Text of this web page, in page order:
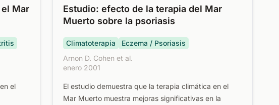
Mar
el
Estudio: efecto de la terapia del Mar
Muerto sobre la psoriasis
Climatoterapia
Eczema / Psoriasis
Arnon D. Cohen et al.
enero 2001
El estudio demuestra que la terapia climática en el
Mar Muerto muestra mejoras significativas en la